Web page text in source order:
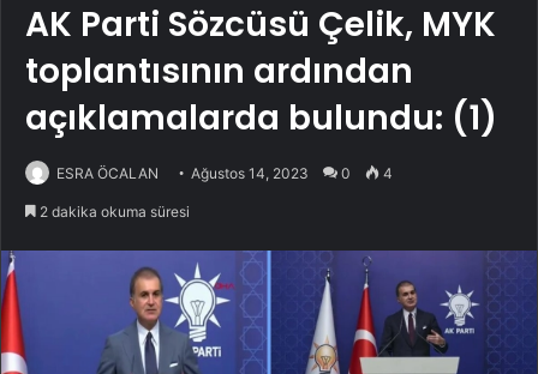
AK Parti Sözcüsü Çelik, MYK
toplantısının ardından
açıklamalarda bulundu: (1)
ESRA ÖCALAN Ağustos 14, 2023 0 4
2 dakika okuma süresi